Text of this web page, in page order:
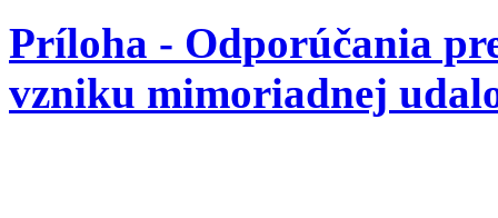
Príloha - Odporúčania
vzniku mimoriadnej